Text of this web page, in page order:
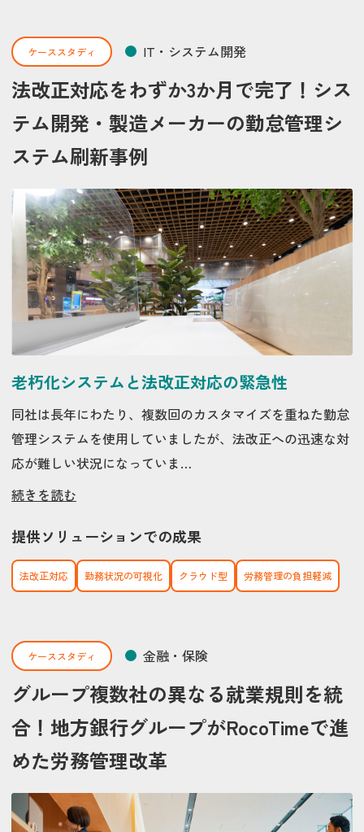
ケーススタディ IT・システム開発
法改正対応をわずか3か月で完了！シス
テム開発・製造メーカーの勤怠管理シ
ステム刷新事例
老朽化システムと法改正対応の緊急性
同社は長年にわたり、複数回のカスタマイズを重ねた勤怠
管理システムを使用していましたが、法改正への迅速な対
応が難しい状況になっていま…
続きを読む
提供ソリューションでの成果
法改正対応 勤務状況の可視化 クラウド型 労務管理の負担軽減
ケーススタディ 金融・保険
グループ複数社の異なる就業規則を統
合！地方銀行グループがRocoTimeで進
めた労務管理改革